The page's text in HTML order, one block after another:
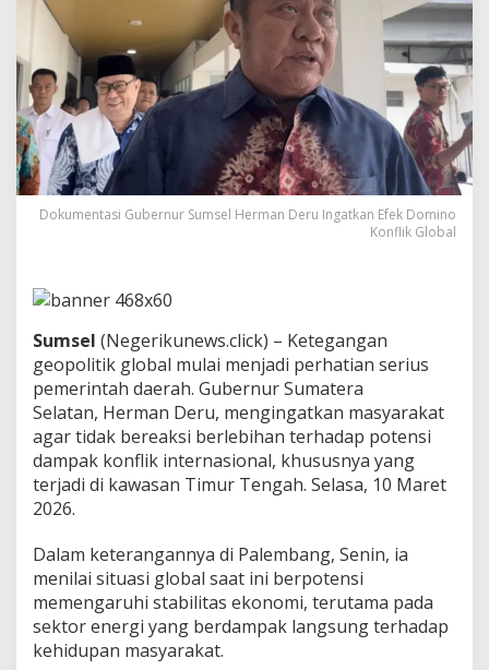
m
a
n
D
a
E
f
e
D
o
m
i
o
n
f
l
i
k
Dokumentasi Gubernur Sumsel Herman Deru Ingatkan Efek Domino
Konflik Global
Sumsel (Negerikunews.click) – Ketegangan
geopolitik global mulai menjadi perhatian serius
pemerintah daerah. Gubernur Sumatera
Selatan, Herman Deru, mengingatkan masyarakat
agar tidak bereaksi berlebihan terhadap potensi
dampak konflik internasional, khususnya yang
terjadi di kawasan Timur Tengah. Selasa, 10 Maret
2026.
Dalam keterangannya di Palembang, Senin, ia
menilai situasi global saat ini berpotensi
memengaruhi stabilitas ekonomi, terutama pada
sektor energi yang berdampak langsung terhadap
kehidupan masyarakat.